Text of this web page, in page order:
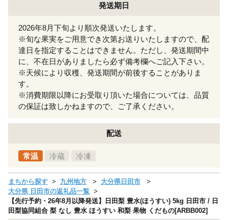
発送期日
2026年8月下旬より順次発送いたします。
※旬な果実をご用意でき次第お送りいたしますので、配
達日を指定することはできません。ただし、発送期間中
に、不在日がありましたら必ず備考欄へご記入下さい。
※天候により収穫、発送期間が前後することがありま
す。
※消費期限以降にお受取り頂いた場合については、品質
の保証は致しかねますので、ご了承ください。
配送
常温 冷蔵 冷凍
まちから探す 九州地方
大分県日田市
大分県 日田市の返礼品一覧
【先行予約・26年8月以降発送】日田梨 豊水(ほうすい) 5kg 日田市 / 日
田梨協同組合 梨 なし 豊水 ほうすい 和梨 果物 くだもの[ARBB002]